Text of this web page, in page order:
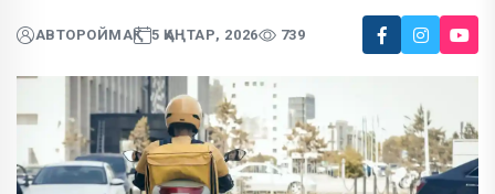
АВТОРОЙМАҚ 5 ҚАҢТАР, 2026 739